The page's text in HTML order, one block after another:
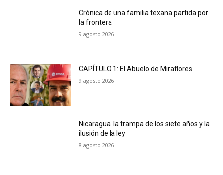
Crónica de una familia texana partida por
la frontera
9 agosto 2026
CAPÍTULO 1: El Abuelo de Miraflores
9 agosto 2026
Nicaragua: la trampa de los siete años y la
ilusión de la ley
8 agosto 2026